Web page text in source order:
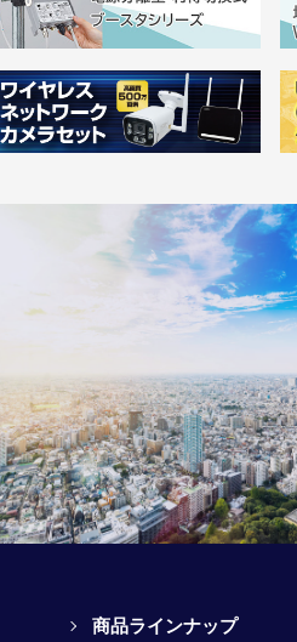
商品ラインナップ